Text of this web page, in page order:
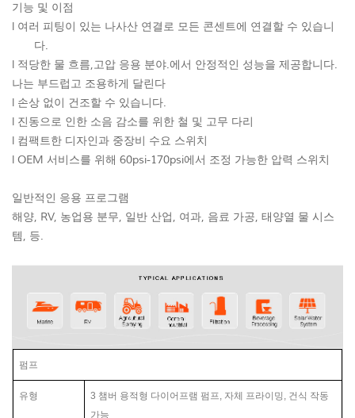
기능 및 이점
l 여러 피팅이 있는 나사산 연결로 모든 콘센트에 연결할 수 있습니
다.
l 적당한 물 흐름,고압 응용 분야.에서 안정적인 성능을 제공합니다.
나는 부드럽고 조용하게 달린다
l 손상 없이 건조할 수 있습니다.
l 진동으로 인한 소음 감소를 위한 철 및 고무 다리
l 컴팩트한 디자인과 중장비 수요 스위치
l OEM 서비스를 위해 60psi-170psi에서 조정 가능한 압력 스위치
일반적인 응용 프로그램
해양, RV, 농업용 분무, 일반 산업, 여과, 음료 가공, 태양열 물 시스
템, 등.
펌프
유형 3 챔버 용적형 다이어프램 펌프, 자체 프라이밍, 건식 작동
가능